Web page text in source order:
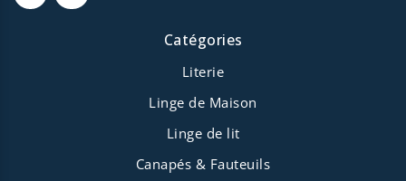
Catégories
Literie
Linge de Maison
Linge de lit
Canapés & Fauteuils